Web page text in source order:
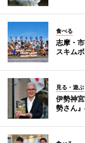
食べる
志摩・
スキム
見る・遊ぶ
伊勢神
勢さん